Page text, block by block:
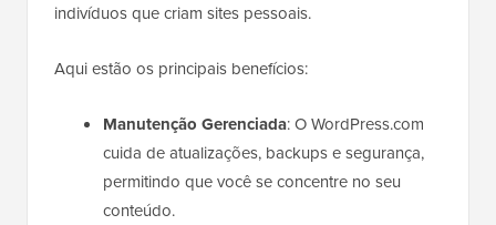
indivíduos que criam sites pessoais.
Aqui estão os principais benefícios:
Manutenção Gerenciada: O WordPress.com
cuida de atualizações, backups e segurança,
permitindo que você se concentre no seu
conteúdo.